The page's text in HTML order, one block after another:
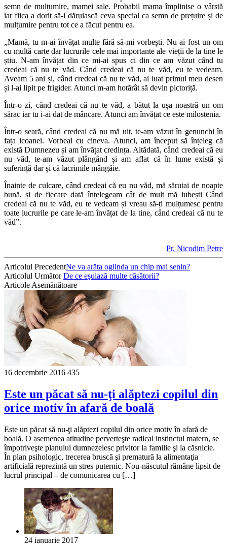
semn de mulțumire, mamei sale. Probabil mama împlinise o vârstă
iar fiica a dorit să-i dăruiască ceva special ca semn de prețuire și de
mulțumire pentru tot ce a făcut pentru ea.
„Mamă, tu m-ai învățat multe fără să-mi vorbești. Nu ai fost un om
cu multă carte dar lucrurile cele mai importante ale vieții de la tine le
știu. N-am învățat din ce mi-ai spus ci din ce am văzut când tu
credeai că nu te văd. Când credeai că nu te văd, eu te vedeam.
Aveam 5 ani și, când credeai că nu te văd, ai luat primul meu desen
și l-ai lipit pe frigider. Atunci m-am hotărât să devin pictoriță.
Într-o zi, când credeai că nu te văd, a bătut la ușa noastră un om
sărac iar tu i-ai dat de mâncare. Atunci am învățat ce este milostenia.
Într-o seară, când credeai că nu mă uit, te-am văzut în genunchi în
fața icoanei. Vorbeai cu cineva. Atunci, am început să înțeleg că
există Dumnezeu și am învățat credința. Altădată, când credeai că eu
nu văd, te-am văzut plângând și am aflat că în lume există și
suferință dar și că lacrimile mângâie.
Înainte de culcare, când credeai că eu nu văd, mă sărutai de noapte
bună, și de fiecare dată înțelegeam cât de mult mă iubești Când
credeai că nu te văd, eu te vedeam și vreau să-ți mulțumesc pentru
toate lucrurile pe care le-am învățat de la tine, când credeai că nu te
văd”.
Pr. Nicodim Petre
Articolul PrecedentNe va arăta oglinda un chip mai senin?
Articolul UrmătorDe ce eşuiază multe căsătorii?
Articole Asemănătoare
16 decembrie 2016 435
Este un păcat să nu-ţi alăptezi copilul din
orice motiv în afară de boală
Este un păcat să nu-ţi alăptezi copilul din orice motiv în afară de
boală. O asemenea atitudine perverteşte radical instinctul matern, se
împotriveşte planului dumnezeiesc privitor la familie şi la căsnicie.
În plan psihologic, trecerea bruscă şi prematură la alimentaţia
artificială reprezintă un stres puternic. Nou-născutul rămâne lipsit de
lucrul principal – de comunicarea cu […]
24 ianuarie 2017